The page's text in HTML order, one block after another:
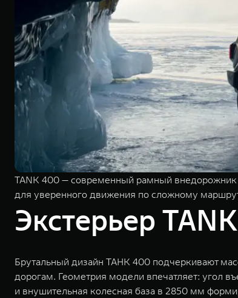
TANK 400 — современный рамный внедорожник
для уверенного движения по сложному
Экстерьер
Брутальный дизайн ТАНК 400 подчеркивают
дорогам. Геометрия модели впечатляет: угол
и внушительная колесная база в 2850 мм